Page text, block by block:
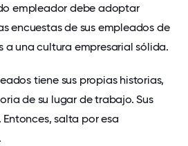
empleador debe adoptar
encuestas de sus empleados de
a una cultura empresarial sólida.
tiene sus propias historias,
de su lugar de trabajo. Sus
salta por esa